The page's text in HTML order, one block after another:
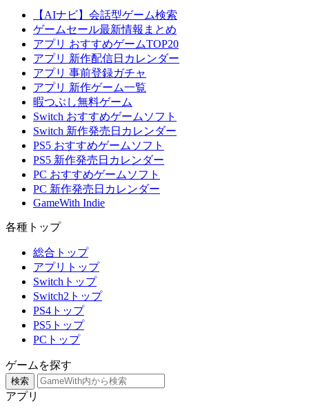
【AIナビ】会話型ゲーム検索
ゲームセール最新情報まとめ
アプリ おすすめゲームTOP20
アプリ 新作配信日カレンダー
アプリ 事前登録ガチャ
アプリ 新作ゲーム一覧
暇つぶし無料ゲーム
Switch おすすめゲームソフト
Switch 新作発売日カレンダー
PS5 おすすめゲームソフト
PS5 新作発売日カレンダー
PC おすすめゲームソフト
PC 新作発売日カレンダー
GameWith Indie
各種トップ
総合トップ
アプリトップ
Switchトップ
Switch2トップ
PS4トップ
PS5トップ
PCトップ
ゲームを探す
検索
アプリ